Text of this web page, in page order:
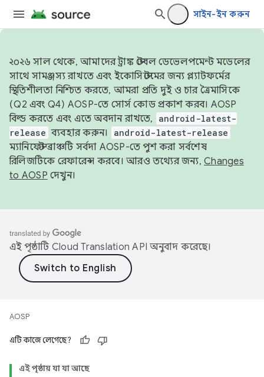
সাইন-ইন করুন
২০২৬ সাল থেকে, আমাদের ট্রাঙ্ক স্টেবল ডেভেলপমেন্ট মডেলের
সাথে সামঞ্জস্য রাখতে এবং ইকোসিস্টেমের জন্য প্ল্যাটফর্মের
স্থিতিশীলতা নিশ্চিত করতে, আমরা প্রতি দুই ও চার ত্রৈমাসিকে
(Q2 এবং Q4) AOSP-তে সোর্স কোড প্রকাশ করব। AOSP
বিল্ড করতে এবং এতে অবদান রাখতে,
android-latest-
release ব্যবহার করুন। android-latest-release
ম্যানিফেস্ট ব্রাঞ্চটি সর্বদা AOSP-তে পুশ করা সর্বশেষ
রিলিজটিকে রেফারেন্স করবে। আরও তথ্যের জন্য, Changes
to AOSP দেখুন।
এই পৃষ্ঠাটি Cloud Translation API অনুবাদ করেছে।
AOSP
এটি কাজে লেগেছে?
এই পৃষ্ঠায় যা যা আছে